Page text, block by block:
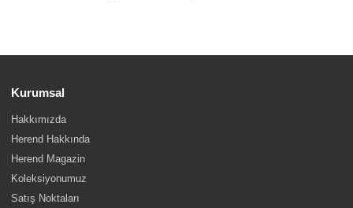
Kurumsal
Hakkımızda
Herend Hakkında
Herend Magazin
Koleksiyonumuz
Satış Noktaları